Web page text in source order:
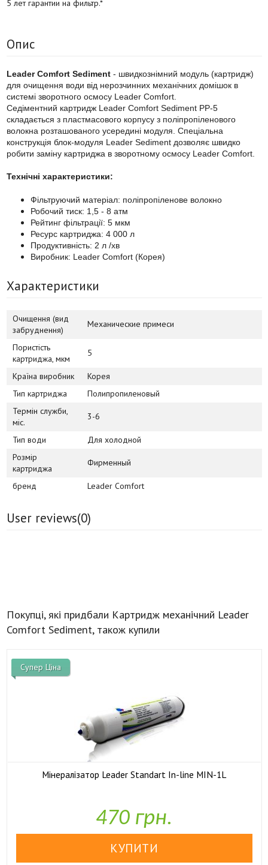
5 лет гарантии на фильтр.*
Опис
Leader Comfort Sediment- швидкознімний модуль (картридж)
для очищення води від нерозчинних механічних домішок в
системі зворотного осмосу Leader Comfort.
Седіментний картридж Leader Comfort Sediment PP-5
складається з пластмасового корпусу з поліпропіленового
волокна розташованого усередині модуля. Спеціальна
конструкція блок-модуля Leader Sediment дозволяє швидко
робити заміну картриджа в зворотному осмосу Leader Comfort.
Технічні характеристики:
Фільтруючий матеріал: поліпропіленове волокно
Робочий тиск: 1,5 - 8 атм
Рейтинг фільтрації: 5 мкм
Ресурс картриджа: 4 000 л
Продуктивність: 2 л /хв
Виробник: Leader Comfort (Корея)
Характеристики
Очищення (вид
забруднення)
Механические примеси
Пористість
картриджа, мкм
5
Країна виробник
Корея
Тип картриджа
Полипропиленовый
Термін служби,
міс.
3-6
Тип води
Для холодной
Розмір
картриджа
Фирменный
бренд Leader Comfort
User reviews(0)
Покупці, які придбали Картридж механічний Leader
Comfort Sediment, також купили
Супер Ціна
Мінералізатор Leader Standart In-line MIN-1L
470 грн.